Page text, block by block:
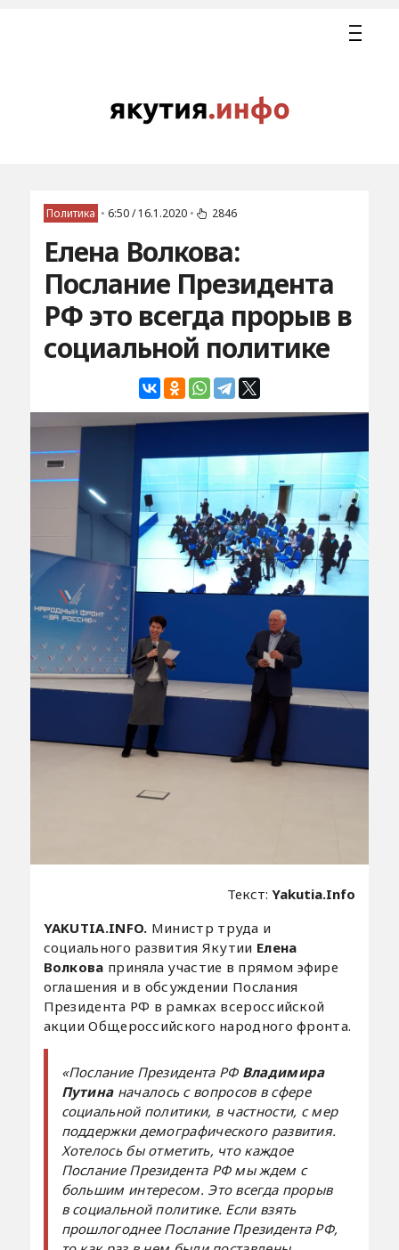
Политика • 6:50 / 16.1.2020 • 2846
Елена Волкова:
Послание Президента
РФ это всегда прорыв в
социальной политике
Текст:Yakutia.Info
YAKUTIA.INFO. Министр труда и
социального развития Якутии Елена
Волкова приняла участие в прямом эфире
оглашения и в обсуждении Послания
Президента РФ в рамках всероссийской
акции Общероссийского народного фронта.
«Послание Президента РФ Владимира
Путинаначалось с вопросов в сфере
социальной политики, в частности, с мер
поддержки демографического развития.
Хотелось бы отметить, что каждое
Послание Президента РФ мы ждем с
большим интересом. Это всегда прорыв
в социальной политике. Если взять
прошлогоднее Послание Президента РФ,